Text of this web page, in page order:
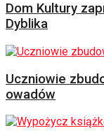
Dom Kultury
Dyblika
Uczniowie
owadów